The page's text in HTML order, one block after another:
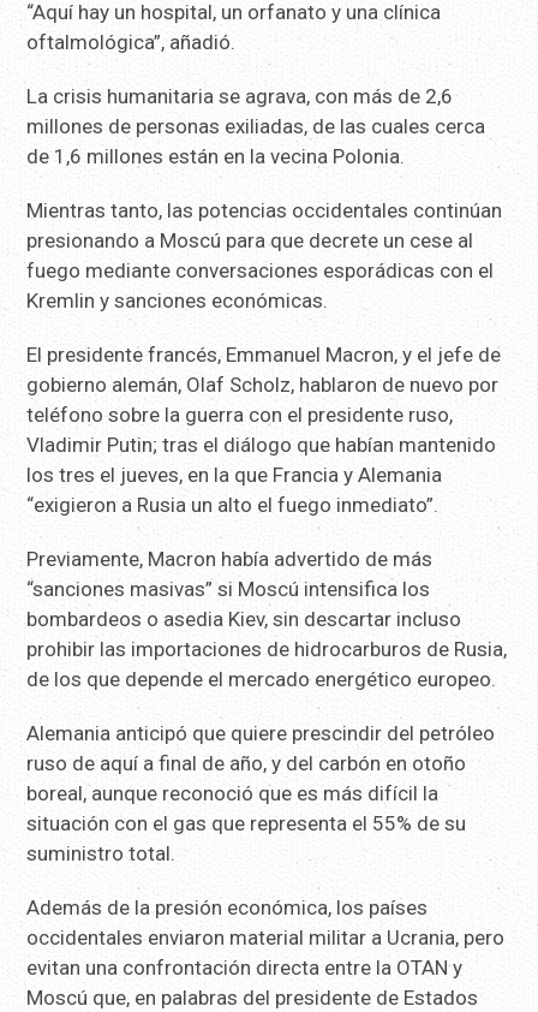
“Aquí hay un hospital, un orfanato y una clínica
oftalmológica”, añadió.
La crisis humanitaria se agrava, con más de 2,6
millones de personas exiliadas, de las cuales cerca
de 1,6 millones están en la vecina Polonia.
Mientras tanto, las potencias occidentales continúan
presionando a Moscú para que decrete un cese al
fuego mediante conversaciones esporádicas con el
Kremlin y sanciones económicas.
El presidente francés, Emmanuel Macron, y el jefe de
gobierno alemán, Olaf Scholz, hablaron de nuevo por
teléfono sobre la guerra con el presidente ruso,
Vladimir Putin; tras el diálogo que habían mantenido
los tres el jueves, en la que Francia y Alemania
“exigieron a Rusia un alto el fuego inmediato”.
Previamente, Macron había advertido de más
“sanciones masivas” si Moscú intensifica los
bombardeos o asedia Kiev, sin descartar incluso
prohibir las importaciones de hidrocarburos de Rusia,
de los que depende el mercado energético europeo.
Alemania anticipó que quiere prescindir del petróleo
ruso de aquí a final de año, y del carbón en otoño
boreal, aunque reconoció que es más difícil la
situación con el gas que representa el 55% de su
suministro total.
Además de la presión económica, los países
occidentales enviaron material militar a Ucrania, pero
evitan una confrontación directa entre la OTAN y
Moscú que, en palabras del presidente de Estados